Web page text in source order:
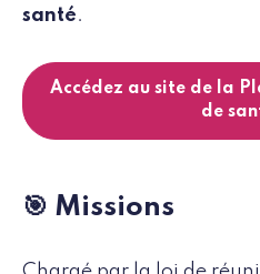
santé.
Accédez au site de la
de
🎯 Missions